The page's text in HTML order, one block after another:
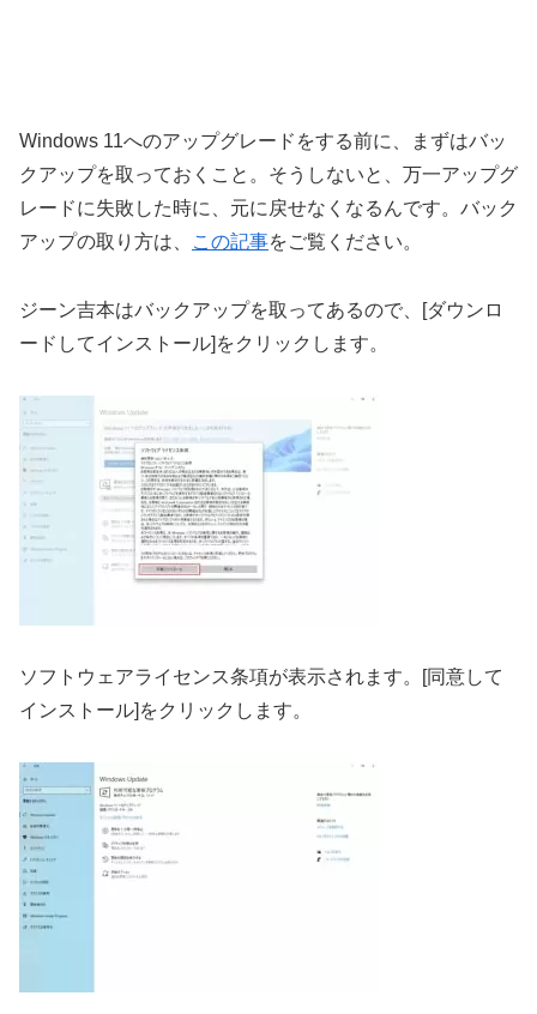
Windows 11へのアップグレードをする前に、まずはバッ
クアップを取っておくこと。そうしないと、万一アップグ
レードに失敗した時に、元に戻せなくなるんです。バック
アップの取り方は、
この記事をご覧ください。
ジーン吉本はバックアップを取ってあるので、[ダウンロ
ードしてインストール]をクリックします。
ソフトウェアライセンス条項が表示されます。[同意して
インストール]をクリックします。